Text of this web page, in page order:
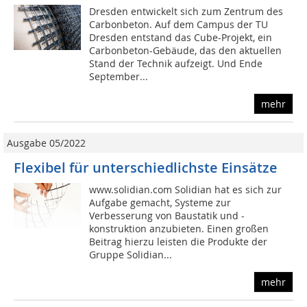
Dresden entwickelt sich zum Zentrum des
Carbonbeton. Auf dem Campus der TU
Dresden entstand das Cube-Projekt, ein
Carbonbeton-Gebäude, das den aktuellen
Stand der Technik aufzeigt. Und Ende
September...
mehr
Ausgabe 05/2022
Flexibel für unterschiedlichste Einsätze
www.solidian.com Solidian hat es sich zur
Aufgabe gemacht, Systeme zur
Verbesserung von Baustatik und -
konstruktion anzubieten. Einen großen
Beitrag hierzu leisten die Produkte der
Gruppe Solidian...
mehr